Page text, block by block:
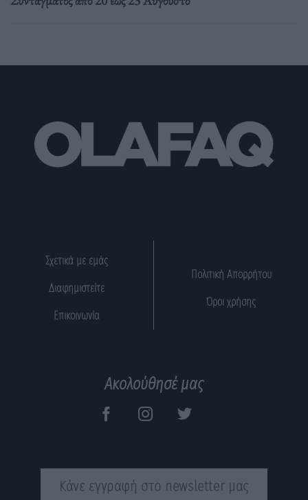
Σχετικά με εμάς
Διαφημιστείτε
Επικοινωνία
Πολιτική Απορρήτου
Όροι χρήσης
Ακολούθησέ μας
Κάνε εγγραφή στο newsletter μας